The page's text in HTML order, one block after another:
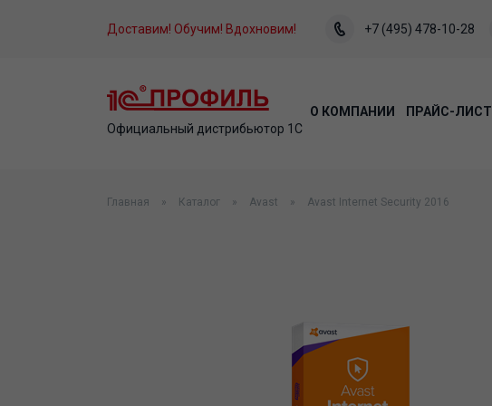
Доставим! Обучим! Вдохновим! +7 (495) 478-10-28
Официальный дистрибьютор 1С
О КОМПАНИИ ПРАЙС-ЛИСТ
Главная Каталог Avast Avast Internet Security 2016